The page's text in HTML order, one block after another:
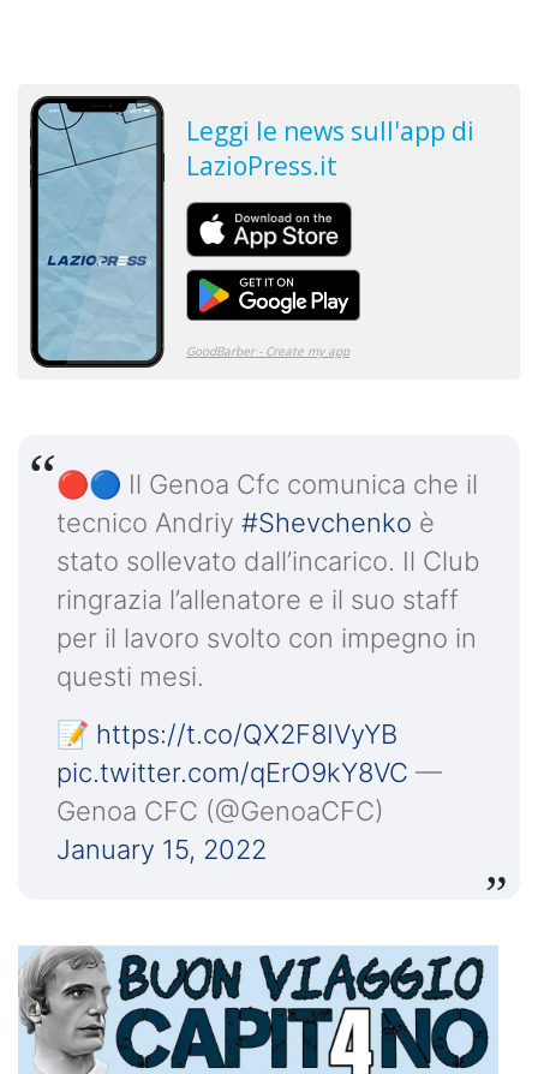
🔴🔵 Il Genoa Cfc comunica che il
tecnico Andriy #Shevchenko è
stato sollevato dall’incarico. Il Club
ringrazia l’allenatore e il suo staff
per il lavoro svolto con impegno in
questi mesi.
📝 https://t.co/QX2F8IVyYB
pic.twitter.com/qErO9kY8VC —
Genoa CFC (@GenoaCFC)
January 15, 2022